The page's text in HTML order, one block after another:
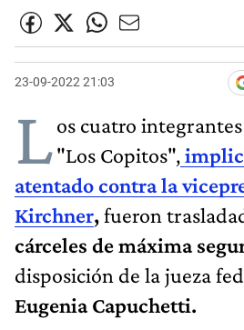
23-09-2022 21:03
Los cuatro
"Los Copitos",
atentado contra la
Kirchner,fueron
cárceles de máxima
disposición de la jueza
Eugenia Capuchetti.